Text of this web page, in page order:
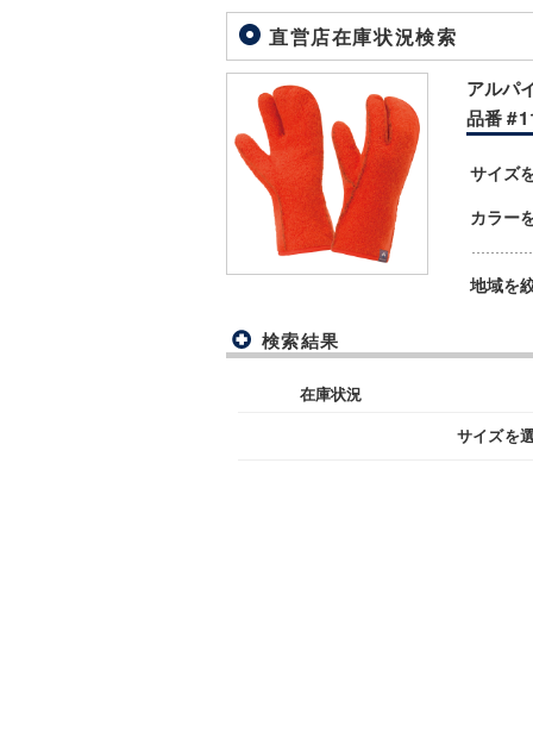
直営店在庫状況検索
アルパ
品番
サイズ
カラー
地域を
検索結果
在庫状況
サイズを